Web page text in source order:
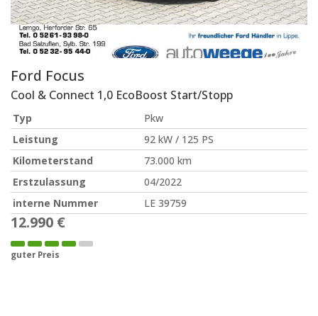
Ford Focus
Cool & Connect 1,0 EcoBoost Start/Stopp
Typ
Pkw
Leistung
92 kW / 125 PS
Kilometerstand
73.000 km
Erstzulassung
04/2022
interne Nummer
LE 39759
12.990 €
guter Preis